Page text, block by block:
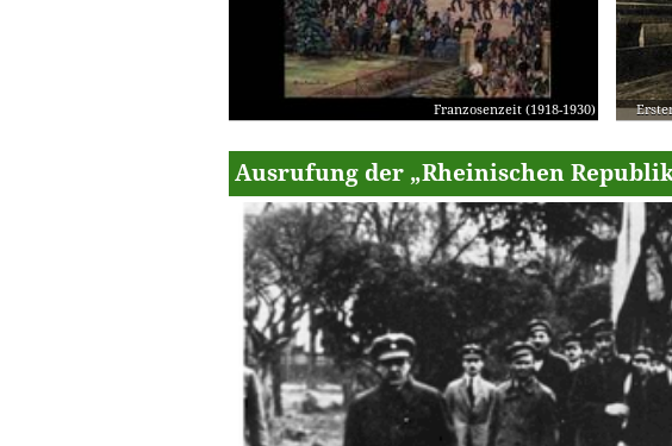
Franzosenzeit (1918-1930)
Ausrufung der „Rheinischen